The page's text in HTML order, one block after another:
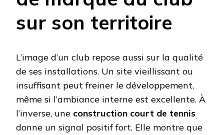
sur son territoire
L’image d’un club repose aussi sur la qualité
de ses installations. Un site vieillissant ou
insuffisant peut freiner le développement,
même si l’ambiance interne est excellente. À
l’inverse, une construction court de tennis
donne un signal positif fort. Elle montre que